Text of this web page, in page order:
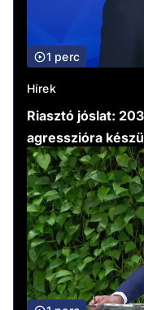
1 perc
Hírek
Riasztó jóslat:
agresszióra